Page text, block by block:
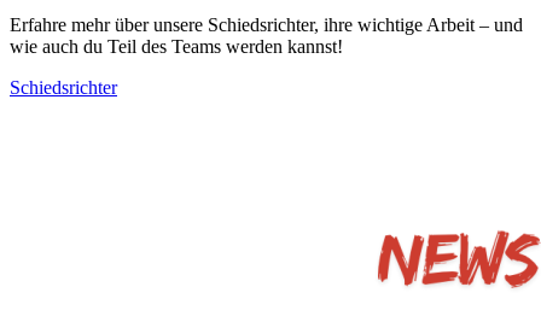
Erfahre mehr über unsere Schiedsrichter, ihre wichtige Arbeit – und
wie auch du Teil des Teams werden kannst!
Schiedsrichter